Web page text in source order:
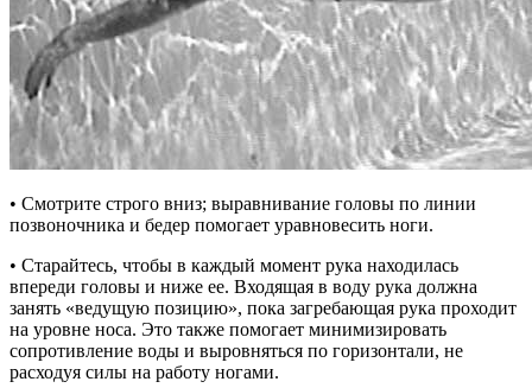
• Смотрите строго вниз; выравнивание головы по линии
позвоночника и бедер помогает уравновесить ноги.
• Старайтесь, чтобы в каждый момент рука находилась
впереди головы и ниже ее. Входящая в воду рука должна
занять «ведущую позицию», пока загребающая рука проходит
на уровне носа. Это также помогает минимизировать
сопротивление воды и выровняться по горизонтали, не
расходуя силы на работу ногами.